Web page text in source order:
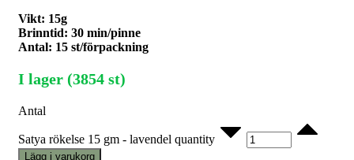
Vikt: 15g
Brinntid: 30 min/pinne
Antal: 15 st/förpackning
I lager (3854 st)
Antal
Satya rökelse 15 gm - lavendel quantity
Lägg i varukorg